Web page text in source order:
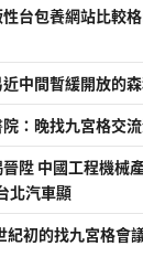
台包養網站比較
中間暫緩開放的
院：晚找九宮格交
陞 中國工程機械
北汽車顯
紀初的找九宮格